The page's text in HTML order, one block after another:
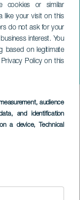
cookies or similar
like your visit on this
do not ask for your
interest. You
based on legitimate
Policy on this
audience
and identification
a device, Technical